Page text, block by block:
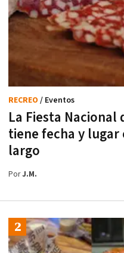
La Fiesta Nacional
tiene fecha y
largo
RECREO / Eventos
PorJ.M.